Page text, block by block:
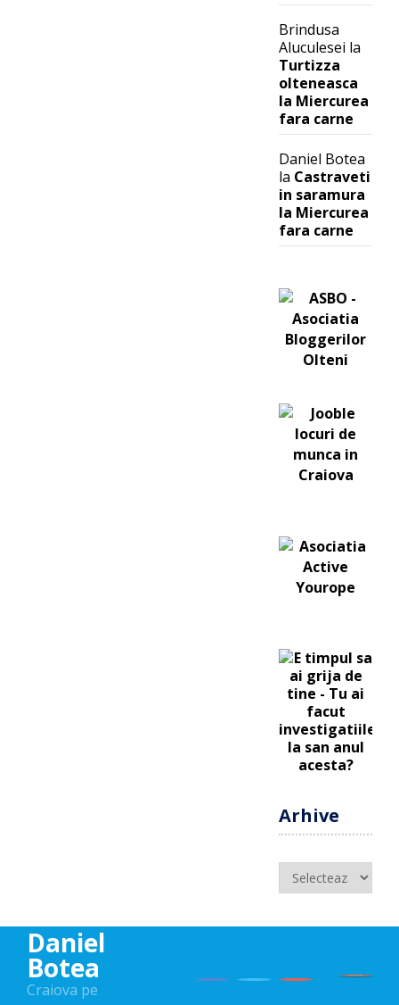
Brindusa
Aluculesei la
Turtizza
olteneasca
la Miercurea
fara carne
Daniel Botea
la Castraveti
in saramura
la Miercurea
fara carne
Arhive
Arhive
Daniel
Botea
Craiova pe